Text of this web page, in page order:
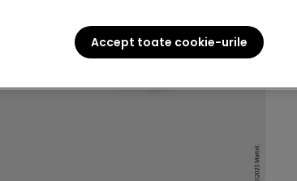
Accept toate cookie-urile